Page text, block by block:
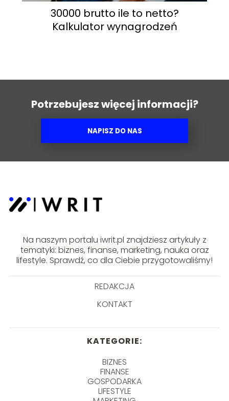
30000 brutto ile to netto?
Kalkulator wynagrodzeń
Potrzebujesz więcej informacji?
NAPISZ DO NAS
Na naszym portalu iwrit.pl znajdziesz artykuły z
tematyki: biznes, finanse, marketing, nauka oraz
lifestyle. Sprawdź, co dla Ciebie przygotowaliśmy!
REDAKCJA
KONTAKT
KATEGORIE:
BIZNES
FINANSE
GOSPODARKA
LIFESTYLE